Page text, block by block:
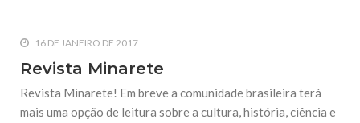
16 DE JANEIRO DE 2017
Revista Minarete
Revista Minarete! Em breve a comunidade brasileira terá
mais uma opção de leitura sobre a cultura, história, ciência e